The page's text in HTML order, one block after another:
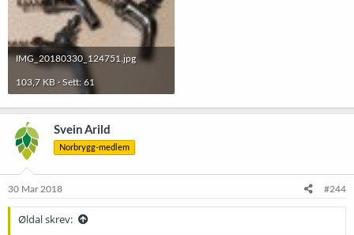
IMG_20180330_124751.jpg
103,7 KB · Sett: 61
Svein Arild
Norbrygg-medlem
30 Mar 2018 #244
Øldal skrev: